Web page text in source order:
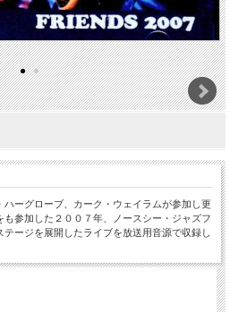
ーグローブ、カーク・ウェイラムが参加し更
参加した２００７年、ノースシー・ジャズフ
ージを展開したライブを放送用音源で収録し